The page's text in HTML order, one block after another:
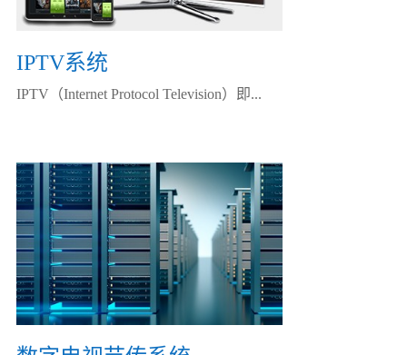
IPTV系统
IPTV（Internet Protocol Television）即...